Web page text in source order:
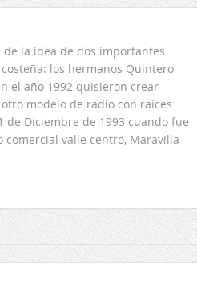
de la idea de dos importantes
los hermanos Quintero
el año 1992 quisieron crear
modelo de radio con raíces
de Diciembre de 1993 cuando fue
valle centro, Maravilla